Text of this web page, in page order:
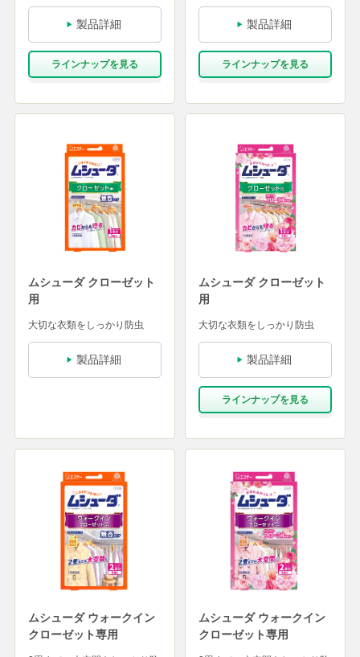
製品詳細
ラインナップを⾒る
製品詳細
ラインナップを⾒る
ムシューダ クローゼット
用
大切な衣類をしっかり防虫
製品詳細
ムシューダ クローゼット
用
大切な衣類をしっかり防虫
製品詳細
ラインナップを⾒る
ムシューダ ウォークイン
クローゼット専用
ムシューダ ウォークイン
クローゼット専用